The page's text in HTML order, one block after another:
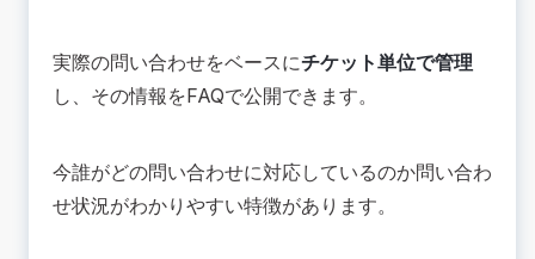
実際の問い合わせをベースにチケット単位で管理
し、その情報をFAQで公開できます。
今誰がどの問い合わせに対応しているのか問い合わ
せ状況がわかりやすい特徴があります。